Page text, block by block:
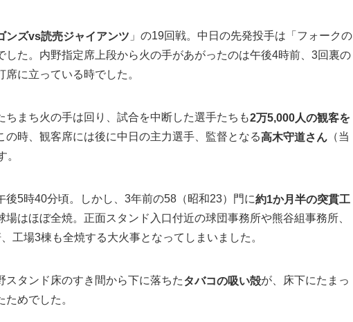
ンズvs読売ジャイアンツ 」の19回戦。中日の先発投手は「フォークの
した。内野指定席上段から火の手があがったのは午後4時前、3回裏の
席に立っている時でした。
ちまち火の手は回り、試合を中断した選手たちも2万5,000人の観客を
の時、観客席には後に中日の主力選手、監督となる高木守道さん （当
。
後5時40分頃。しかし、3年前の58（昭和23）門に約1か月半の突貫工
場はほぼ全焼。正面スタンド入口付近の球団事務所や熊谷組事務所、
工場3棟も全焼する大火事となってしまいました。
スタンド床のすき間から下に落ちたタバコの吸い殻が、床下にたまっ
めでした。